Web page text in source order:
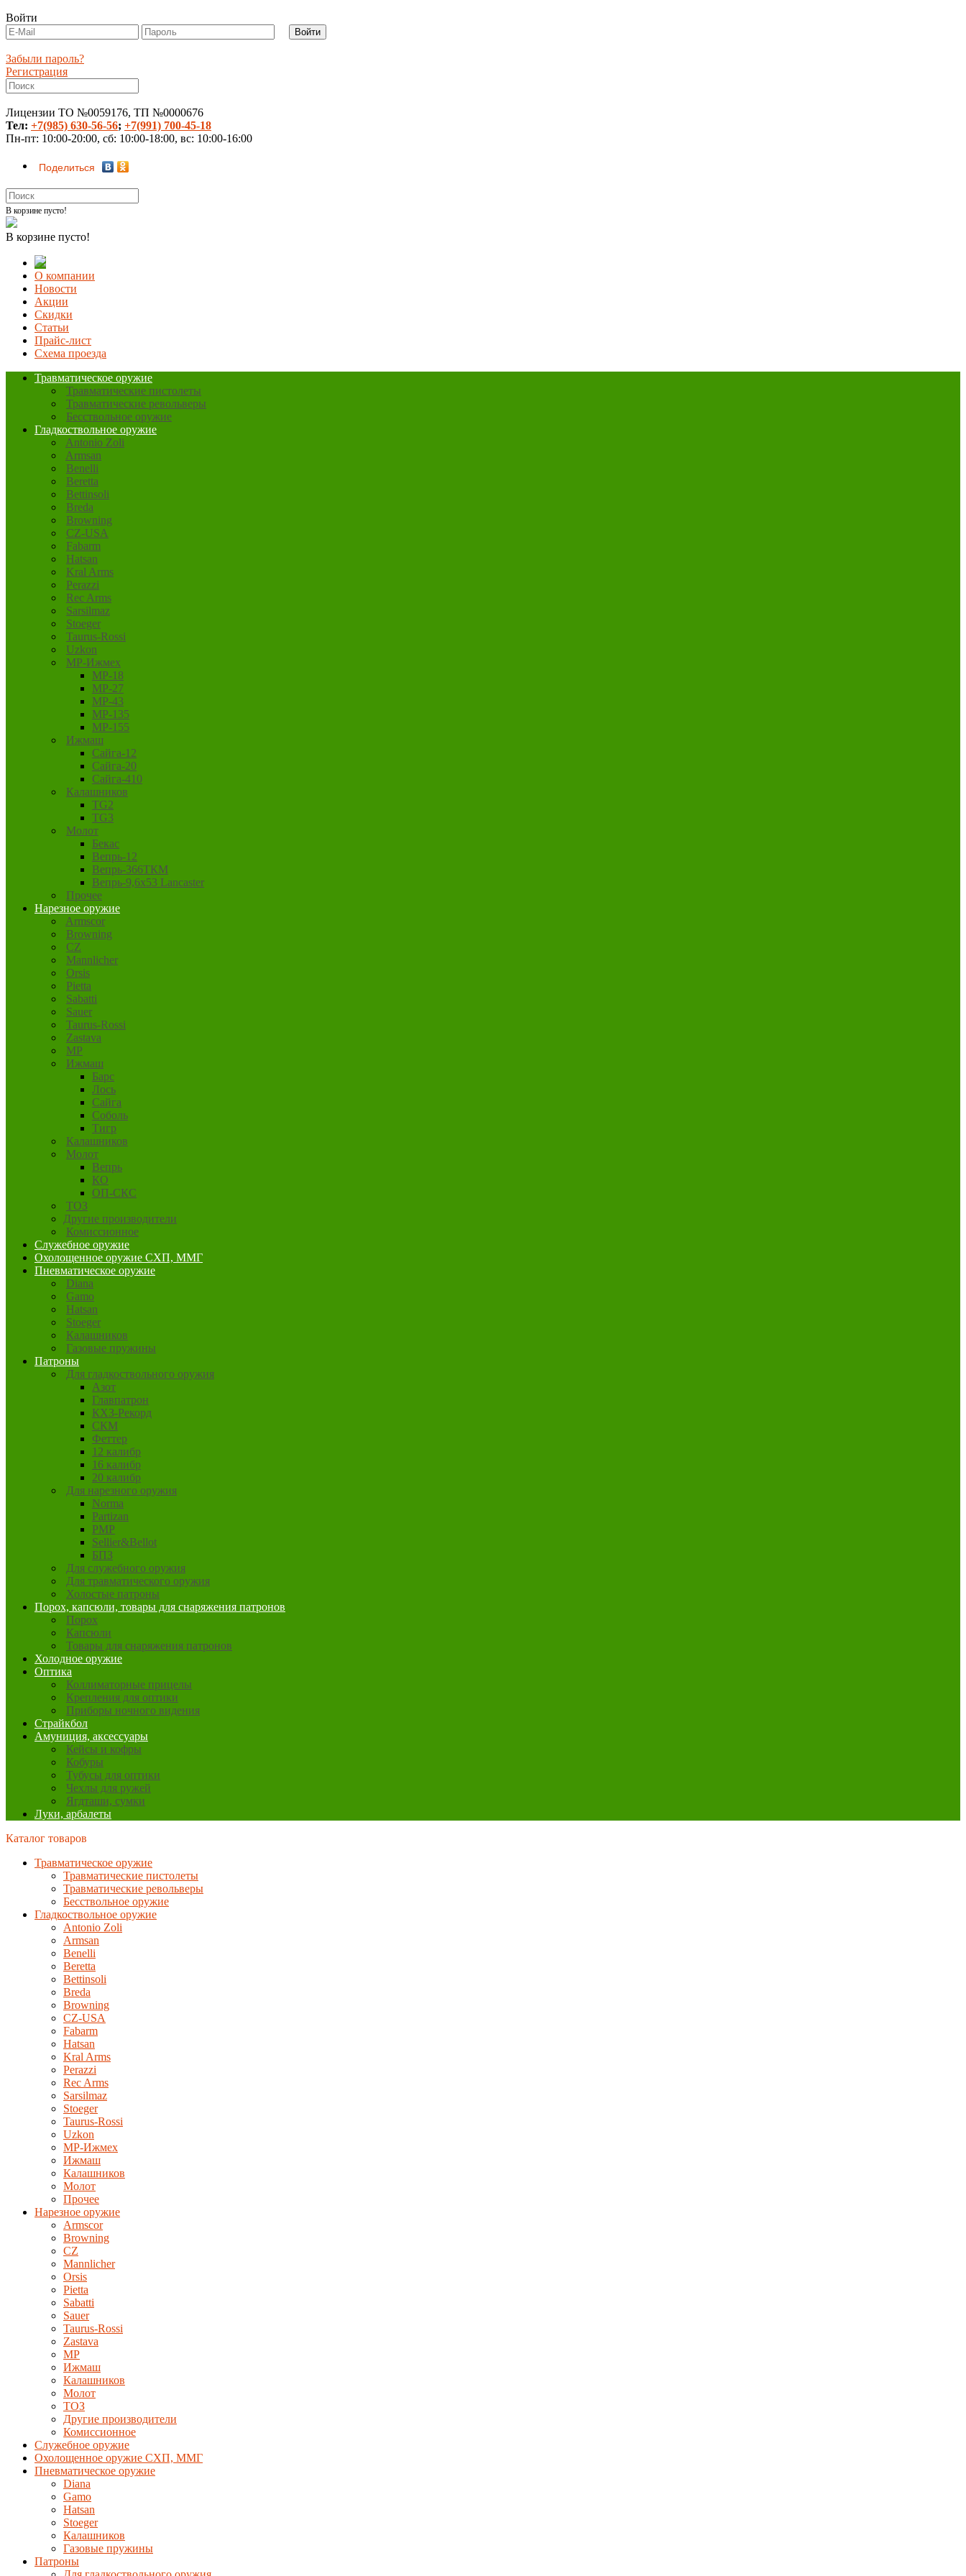
Войти
Забыли пароль?
Регистрация
Лицензии ТО №0059176, ТП №0000676
Тел: +7(985) 630-56-56; +7(991) 700-45-18
Пн-пт: 10:00-20:00, сб: 10:00-18:00, вс: 10:00-16:00
Поделиться
В корзине пусто!
В корзине пусто!
О компании
Новости
Акции
Скидки
Статьи
Прайс-лист
Схема проезда
Травматическое оружие
Травматические пистолеты
Травматические револьверы
Бесствольное оружие
Гладкоствольное оружие
Antonio Zoli
Armsan
Benelli
Beretta
Bettinsoli
Breda
Browning
CZ-USA
Fabarm
Hatsan
Kral Arms
Perazzi
Rec Arms
Sarsilmaz
Stoeger
Taurus-Rossi
Uzkon
MP-Ижмех
MP-18
MP-27
MP-43
MP-135
MP-155
Ижмаш
Сайга-12
Сайга-20
Сайга-410
Калашников
TG2
TG3
Молот
Бекас
Вепрь-12
Вепрь-366ТКМ
Вепрь-9,6х53 Lancaster
Прочее
Нарезное оружие
Armscor
Browning
CZ
Mannlicher
Orsis
Pietta
Sabatti
Sauer
Taurus-Rossi
Zastava
MP
Ижмаш
Барс
Лось
Сайга
Соболь
Тигр
Калашников
Молот
Вепрь
КО
ОП-СКС
ТОЗ
Другие производители
Комиссионное
Служебное оружие
Охолощенное оружие СХП, ММГ
Пневматическое оружие
Diana
Gamo
Hatsan
Stoeger
Калашников
Газовые пружины
Патроны
Для гладкоствольного оружия
Азот
Главпатрон
КХЗ-Рекорд
СКМ
Феттер
12 калибр
16 калибр
20 калибр
Для нарезного оружия
Norma
Partizan
PMP
Sellier&Bellot
БПЗ
Для служебного оружия
Для травматического оружия
Холостые патроны
Порох, капсюли, товары для снаряжения патронов
Порох
Капсюли
Товары для снаряжения патронов
Холодное оружие
Оптика
Коллиматорные прицелы
Крепления для оптики
Приборы ночного видения
Страйкбол
Амуниция, аксессуары
Кейсы и кофры
Кобуры
Тубусы для оптики
Чехлы для ружей
Ягдташи, сумки
Луки, арбалеты
Каталог товаров
Травматическое оружие
Травматические пистолеты
Травматические револьверы
Бесствольное оружие
Гладкоствольное оружие
Antonio Zoli
Armsan
Benelli
Beretta
Bettinsoli
Breda
Browning
CZ-USA
Fabarm
Hatsan
Kral Arms
Perazzi
Rec Arms
Sarsilmaz
Stoeger
Taurus-Rossi
Uzkon
MP-Ижмех
Ижмаш
Калашников
Молот
Прочее
Нарезное оружие
Armscor
Browning
CZ
Mannlicher
Orsis
Pietta
Sabatti
Sauer
Taurus-Rossi
Zastava
MP
Ижмаш
Калашников
Молот
ТОЗ
Другие производители
Комиссионное
Служебное оружие
Охолощенное оружие СХП, ММГ
Пневматическое оружие
Diana
Gamo
Hatsan
Stoeger
Калашников
Газовые пружины
Патроны